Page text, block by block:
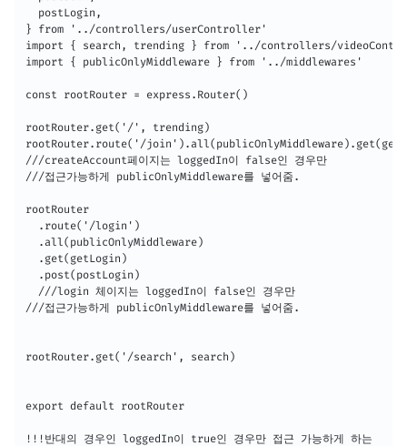
  postLogin,
} from '../controllers/userController'
import { search, trending } from '../controllers/
import { publicOnlyMiddleware } from '../middlewares'
const rootRouter = express.Router()
rootRouter.get('/', trending)
rootRouter.route('/
///createAccount페이지는 loggedIn이 false인 경우만
///접근가능하게 publicOnlyMiddleware를 넣어줌.
rootRouter
  .route('/login')
  .all(publicOnlyMiddleware)
  .get(getLogin)
  .post(postLogin)
  ///login 체이지는 loggedIn이 false인 경우만
///접근가능하게 publicOnlyMiddleware를 넣어줌.
rootRouter.get('/search', search)
export default rootRouter
!!!반대의 경우인 loggedIn이 true인 경우만 접근 가능하게 하는